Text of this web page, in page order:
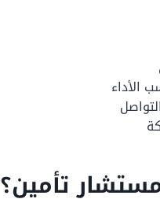
الأداء
تأمين؟